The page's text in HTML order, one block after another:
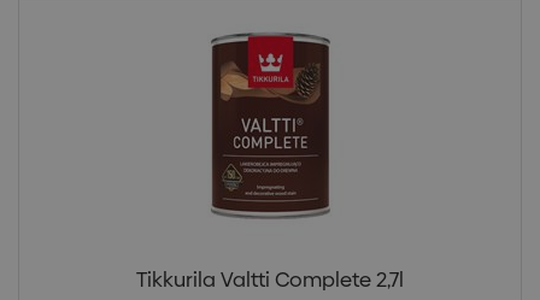
Tikkurila Valtti Complete 2,7l